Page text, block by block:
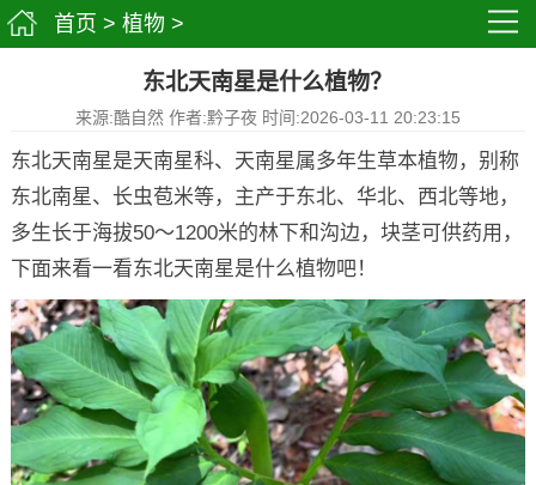
首页 > 植物 >
东北天南星是什么植物？
来源:酷自然 作者:黔子夜 时间:2026-03-11 20:23:15
东北天南星是天南星科、天南星属多年生草本植物，别称
东北南星、长虫苞米等，主产于东北、华北、西北等地，
多生长于海拔50～1200米的林下和沟边，块茎可供药用，
下面来看一看东北天南星是什么植物吧！